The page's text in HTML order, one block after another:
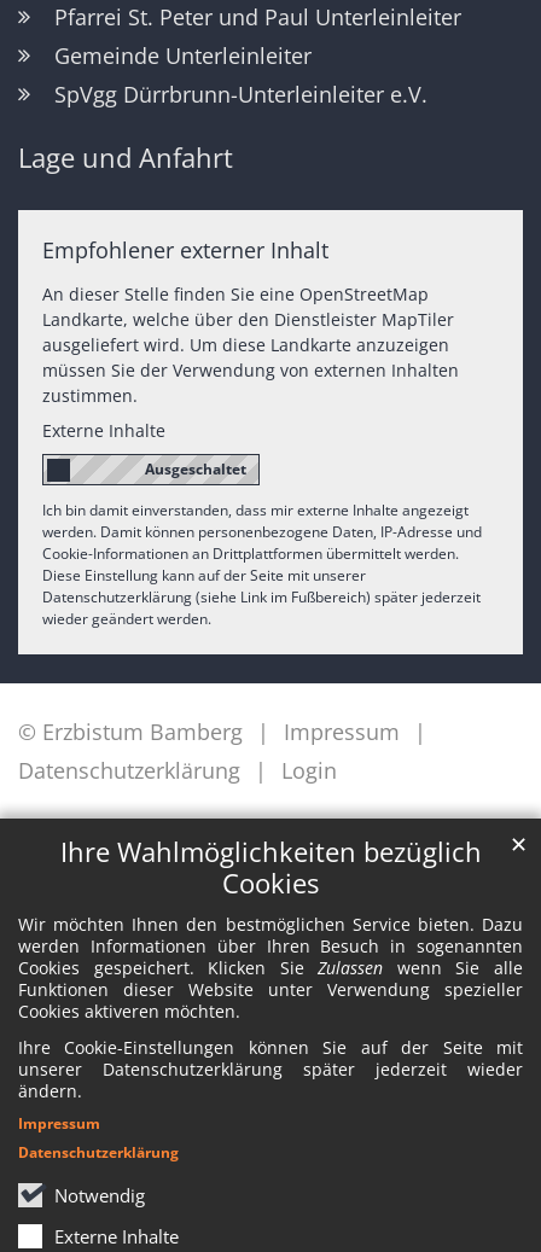
Ihre Wahlmöglichkeiten bezüglich
Cookies
Wir möchten Ihnen den bestmöglichen Service bieten. Dazu
werden Informationen über Ihren Besuch in sogenannten
Cookies gespeichert. Klicken SieZulassen wenn Sie alle
Funktionen dieser Website unter Verwendung spezieller
Cookies aktiveren möchten.
Ihre Cookie-Einstellungen können Sie auf der Seite mit
unserer Datenschutzerklärung später jederzeit wieder
ändern.
Notwendig
Externe Inhalte
✕
Impressum
Datenschutzerklärung
Pfarrei St. Peter und Paul Unterleinleiter
Gemeinde Unterleinleiter
SpVgg Dürrbrunn-Unterleinleiter e.V.
Lage und Anfahrt
Empfohlener externer Inhalt
An dieser Stelle finden Sie eine OpenStreetMap
Landkarte, welche über den Dienstleister MapTiler
ausgeliefert wird. Um diese Landkarte anzuzeigen
müssen Sie der Verwendung von externen Inhalten
zustimmen.
Externe Inhalte
Ich bin damit einverstanden, dass mir externe Inhalte angezeigt
werden. Damit können personenbezogene Daten, IP-Adresse und
Cookie-Informationen an Drittplattformen übermittelt werden.
Diese Einstellung kann auf der Seite mit unserer
Datenschutzerklärung (siehe Link im Fußbereich) später jederzeit
wieder geändert werden.
© Erzbistum Bamberg
Impressum
Datenschutzerklärung
Login